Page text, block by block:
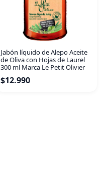
Jabón líquido de Alepo Aceite
de Oliva con Hojas de Laurel
300 ml Marca Le Petit Olivier
$12.990